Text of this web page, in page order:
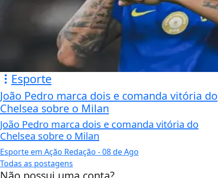
Esporte
João Pedro marca dois e comanda vitória do
Chelsea sobre o Milan
João Pedro marca dois e comanda vitória do
Chelsea sobre o Milan
Esporte em Ação Redação - 08 de Ago
Todas as postagens